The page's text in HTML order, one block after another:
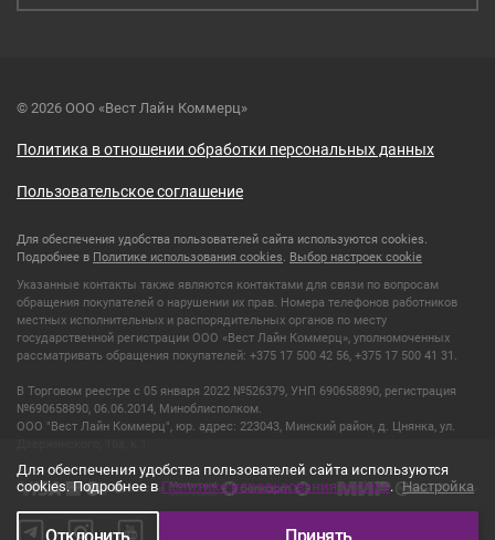
© 2026 ООО «Вест Лайн Коммерц»
Политика в отношении обработки персональных данных
Пользовательское соглашение
Для обеспечения удобства пользователей сайта используются cookies.
Подробнее в Политике использования cookies. Выбор настроек cookie
Указанные контакты также являются контактами для связи по вопросам
обращения покупателей о нарушении их прав. Номера телефонов работников
местных исполнительных и распорядительных органов по месту
государственной регистрации ООО «Вест Лайн Коммерц», уполномоченных
рассматривать обращения покупателей: +375 17 500 42 56, +375 17 500 41 31.
В Торговом реестре с 05 января 2022 №526379, УНП 690658890, регистрация
№690658890, 06.06.2014, Миноблисполком.
ООО "Вест Лайн Коммерц", юр. адрес: 223043, Минский район, д. Цнянка, ул.
Для обеспечения удобства пользователей сайта используются
cookies. Подробнее в Политике использования cookies. Настройка